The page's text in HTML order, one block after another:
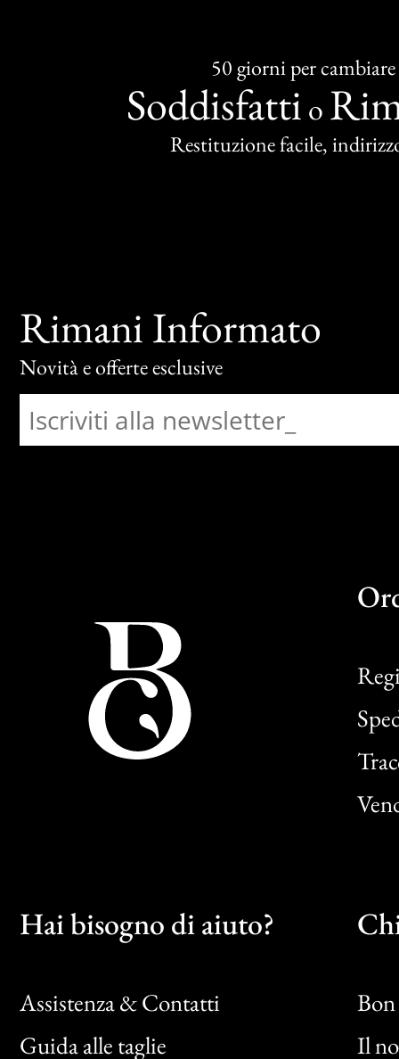
50 giorni per cambiare
Soddisfatti o
Restituzione facile,
Rimani Informato
Novità e offerte esclusive
Hai bisogno di aiuto?
Assistenza & Contatti
Guida alle taglie
Il